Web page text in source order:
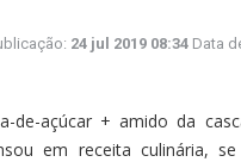
24 jul 2019 08:34 Data
de-açúcar + amido da
em receita culinária,